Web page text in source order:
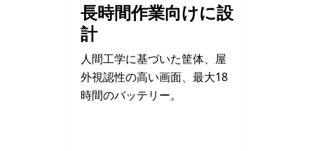
長時間作業向けに設
計
人間工学に基づいた筐体、屋
外視認性の高い画面、最大18
時間のバッテリー。